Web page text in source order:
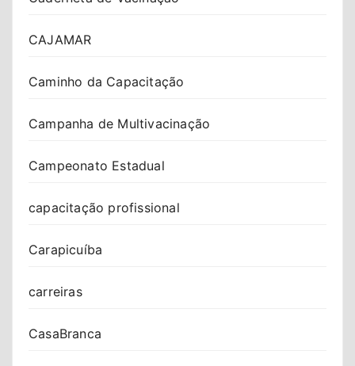
CAJAMAR
Caminho da Capacitação
Campanha de Multivacinação
Campeonato Estadual
capacitação profissional
Carapicuíba
carreiras
CasaBranca